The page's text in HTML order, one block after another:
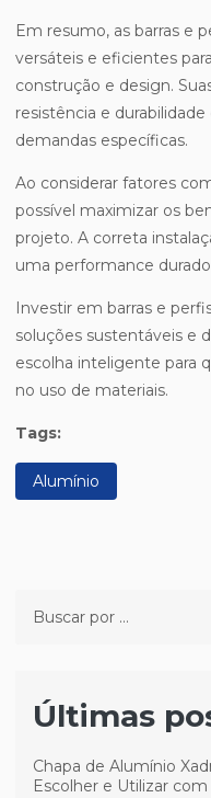
Em resumo, as barras e
versáteis e eficientes
construção e design.
resistência e
demandas específicas.
Ao considerar fatores
possível maximizar os
projeto. A correta
uma performance
Investir em barras e
soluções sustentáveis e
escolha inteligente para
no uso de materiais.
Tags:
Alumínio
Últimas
Chapa de Alumínio
Escolher e Utilizar